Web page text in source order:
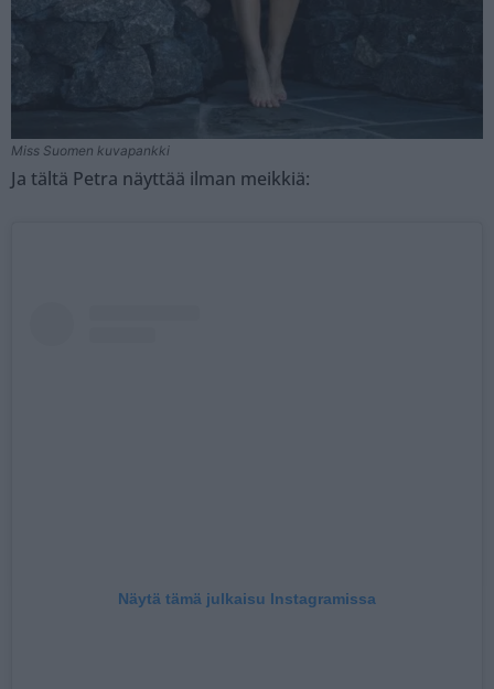
Miss Suomen kuvapankki
Ja tältä Petra näyttää ilman meikkiä:
Näytä tämä julkaisu Instagramissa